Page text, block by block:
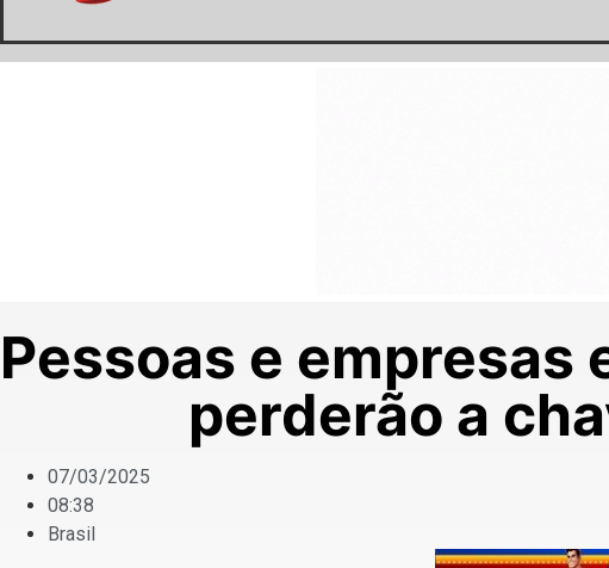
Pessoas e empresas
perderão a
07/03/2025
08:38
Brasil